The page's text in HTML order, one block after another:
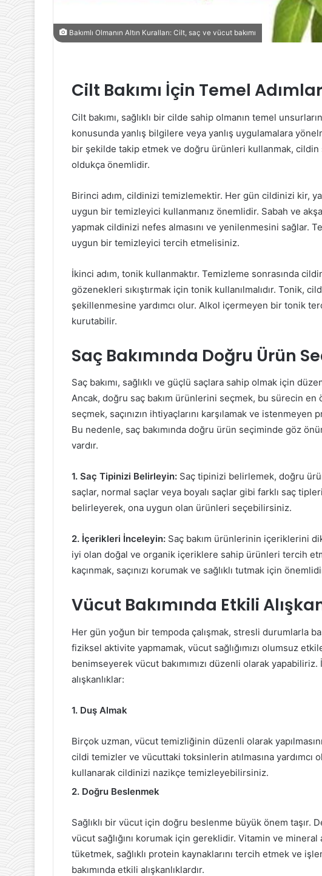
Bakımlı Olmanın Altın Kuralları: Cilt, saç ve vücut bakımı
Cilt Bakımı İçin Temel Adımlar
Cilt bakımı, sağlıklı bir cilde sahip olmanın temel
konusunda yanlış bilgilere veya yanlış uygulamalara
bir şekilde takip etmek ve doğru ürünleri kullanmak, cildin
oldukça önemlidir.
Birinci adım, cildinizi temizlemektir. Her gün cildinizi kir,
uygun bir temizleyici kullanmanız önemlidir. Sabah ve
yapmak cildinizi nefes almasını ve yenilenmesini sağlar.
uygun bir temizleyici tercih etmelisiniz.
İkinci adım, tonik kullanmaktır. Temizleme sonrasında
gözenekleri sıkıştırmak için tonik kullanılmalıdır. Tonik,
şekillenmesine yardımcı olur. Alkol içermeyen bir tonik
kurutabilir.
Saç Bakımında Doğru Ürün
Saç bakımı, sağlıklı ve güçlü saçlara sahip olmak için
Ancak, doğru saç bakım ürünlerini seçmek, bu sürecin en
seçmek, saçınızın ihtiyaçlarını karşılamak ve
Bu nedenle, saç bakımında doğru ürün seçiminde göz
vardır.
1. Saç Tipinizi Belirleyin: Saç tipinizi belirlemek, doğru
saçlar, normal saçlar veya boyalı saçlar gibi farklı saç
belirleyerek, ona uygun olan ürünleri seçebilirsiniz.
2. İçerikleri İnceleyin: Saç bakım ürünlerinin içeriklerini
iyi olan doğal ve organik içeriklere sahip ürünleri tercih
kaçınmak, saçınızı korumak ve sağlıklı tutmak için
Vücut Bakımında Etkili
Her gün yoğun bir tempoda çalışmak, stresli durumlarla
fiziksel aktivite yapmamak, vücut sağlığımızı olumsuz
benimseyerek vücut bakımımızı düzenli olarak
alışkanlıklar:
1. Duş Almak
Birçok uzman, vücut temizliğinin düzenli olarak
cildi temizler ve vücuttaki toksinlerin atılmasına yardımcı
kullanarak cildinizi nazikçe temizleyebilirsiniz.
2. Doğru Beslenmek
Sağlıklı bir vücut için doğru beslenme büyük önem taşır.
vücut sağlığını korumak için gereklidir. Vitamin ve
tüketmek, sağlıklı protein kaynaklarını tercih etmek ve
bakımında etkili alışkanlıklardır.